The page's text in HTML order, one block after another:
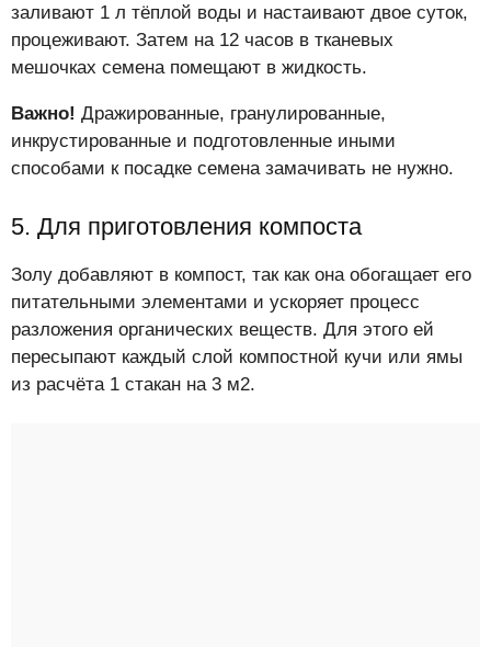
заливают 1 л тёплой воды и настаивают двое суток,
процеживают. Затем на 12 часов в тканевых
мешочках семена помещают в жидкость.
Важно! Дражированные, гранулированные,
инкрустированные и подготовленные иными
способами к посадке семена замачивать не нужно.
5. Для приготовления компоста
Золу добавляют в компост, так как она обогащает его
питательными элементами и ускоряет процесс
разложения органических веществ. Для этого ей
пересыпают каждый слой компостной кучи или ямы
из расчёта 1 стакан на 3 м2.